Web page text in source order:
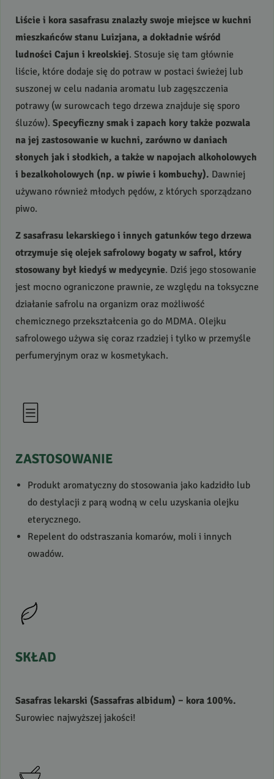
Liście i kora sasafrasu znalazły swoje miejsce w kuchni
mieszkańców stanu Luizjana, a dokładnie wśród
ludności Cajun i kreolskiej. Stosuje się tam głównie
liście, które dodaje się do potraw w postaci świeżej lub
suszonej w celu nadania aromatu lub zagęszczenia
potrawy (w surowcach tego drzewa znajduje się sporo
śluzów). Specyficzny smak i zapach kory także pozwala
na jej zastosowanie w kuchni, zarówno w daniach
słonych jak i słodkich, a także w napojach alkoholowych
i bezalkoholowych (np. w piwie i kombuchy). Dawniej
używano również młodych pędów, z których sporządzano
piwo.
Z sasafrasu lekarskiego i innych gatunków tego drzewa
otrzymuje się olejek safrolowy bogaty w safrol, który
stosowany był kiedyś w medycynie. Dziś jego stosowanie
jest mocno ograniczone prawnie, ze względu na toksyczne
działanie safrolu na organizm oraz możliwość
chemicznego przekształcenia go do MDMA. Olejku
safrolowego używa się coraz rzadziej i tylko w przemyśle
perfumeryjnym oraz w kosmetykach.
ZASTOSOWANIE
Produkt aromatyczny do stosowania jako kadzidło lub
do destylacji z parą wodną w celu uzyskania olejku
eterycznego.
Repelent do odstraszania komarów, moli i innych
owadów.
SKŁAD
Sasafras lekarski (Sassafras albidum) – kora 100%.
Surowiec najwyższej jakości!